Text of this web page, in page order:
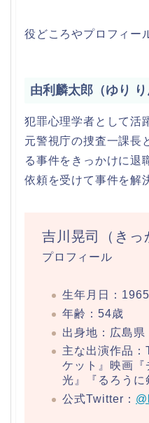
役どころやプロフィー
由利麟太郎（ゆり
犯罪心理学者として活
元警視庁の捜査一課長
る事件をきっかけに退
依頼を受けて事件を解
吉川晃司（きっ
プロフィール
生年月日：
年齢：54歳
出身地：広島県
主な出演作品：
ケット』映画『
光』『るろうに
公式Twitter：